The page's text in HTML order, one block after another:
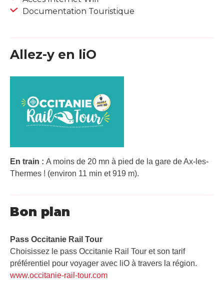
Documentation Touristique
Allez-y en liO
En train : A moins de 20 mn à pied de la gare de Ax-les-
Thermes ! (environ 11 min et 919 m).
Bon plan
Pass Occitanie Rail Tour​
Choisissez le pass Occitanie Rail Tour et son tarif
préférentiel pour voyager avec liO à travers la région.
www.occitanie-rail-tour.com